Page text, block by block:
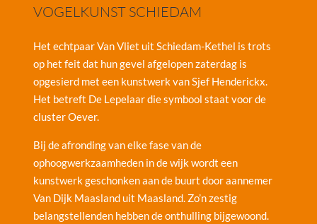
VOGELKUNST SCHIEDAM
Het echtpaar Van Vliet uit Schiedam-Kethel is trots
op het feit dat hun gevel afgelopen zaterdag is
opgesierd met een kunstwerk van Sjef Henderickx.
Het betreft De Lepelaar die symbool staat voor de
cluster Oever.
Bij de afronding van elke fase van de
ophoogwerkzaamheden in de wijk wordt een
kunstwerk geschonken aan de buurt door aannemer
Van Dijk Maasland uit Maasland. Zo’n zestig
belangstellenden hebben de onthulling bijgewoond.